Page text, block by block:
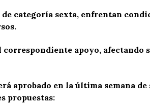
categoría sexta, enfrentan
apoyo, afectando
aprobado en la última semana de
propuestas: